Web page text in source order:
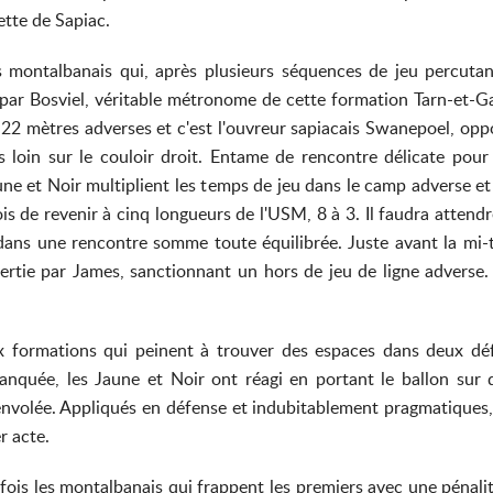
de Sapiac.
qui, après plusieurs séquences de jeu
Bosviel, véritable métronome de cette formation Tarn-et-
mètres adverses et c'est l'ouvreur sapiacais Swanepoel,
sur le couloir droit. Entame de rencontre délicate
et Noir multiplient les temps de jeu dans le camp adverse
de revenir à cinq longueurs de l'USM, 8 à 3. Il faudra
une rencontre somme toute équilibrée. Juste avant la
par James, sanctionnant un hors de jeu de ligne
qui peinent à trouver des espaces dans deux
les Jaune et Noir ont réagi en portant le ballon sur
Appliqués en défense et indubitablement
acte.
les montalbanais qui frappent les premiers avec une